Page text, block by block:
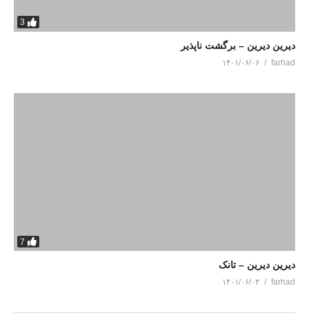
3
دیرین دیرین – برگشت ناپذیر
farhad ۱۴۰۱/۰۶/۰۶
7
دیرین دیرین – تانک
farhad ۱۴۰۱/۰۶/۰۴